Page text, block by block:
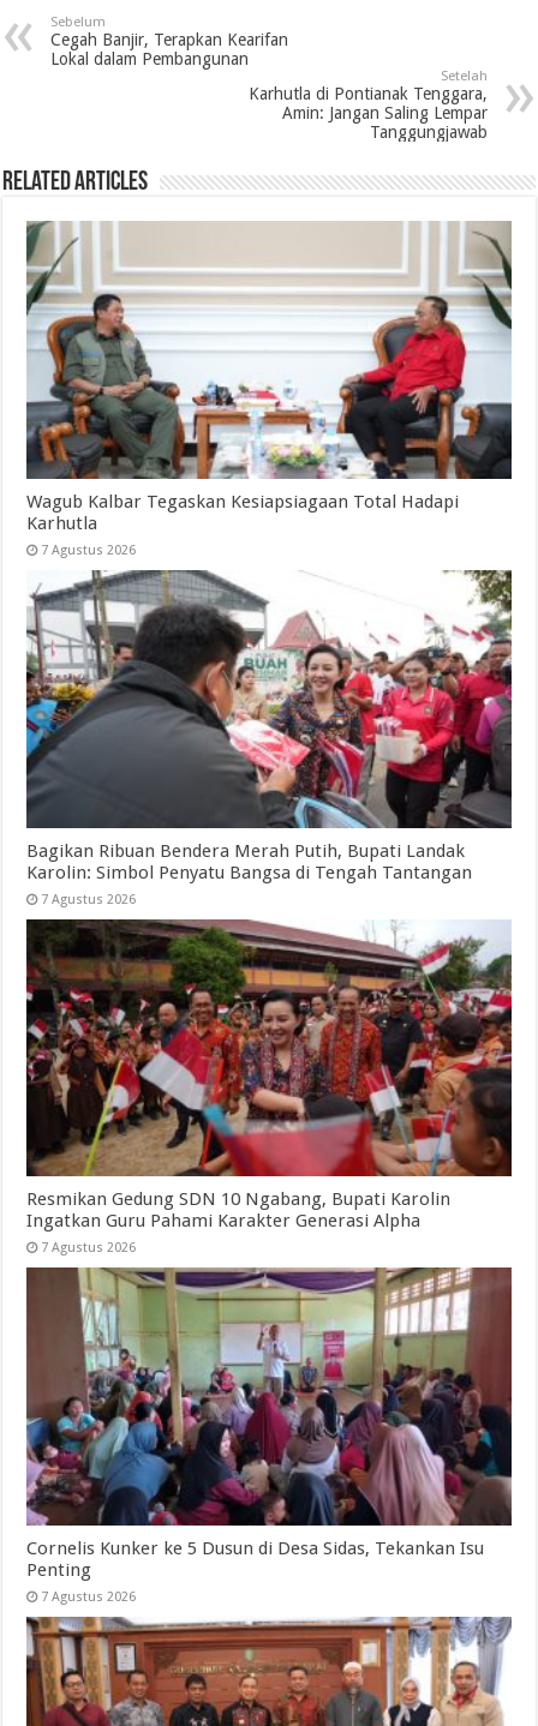
Sebelum
Cegah Banjir, Terapkan Kearifan
Lokal dalam Pembangunan
Setelah
Karhutla di Pontianak Tenggara,
Amin: Jangan Saling Lempar
Tanggungjawab
Related Articles
Wagub Kalbar Tegaskan Kesiapsiagaan Total Hadapi
Karhutla
7 Agustus 2026
Bagikan Ribuan Bendera Merah Putih, Bupati Landak
Karolin: Simbol Penyatu Bangsa di Tengah Tantangan
7 Agustus 2026
Resmikan Gedung SDN 10 Ngabang, Bupati Karolin
Ingatkan Guru Pahami Karakter Generasi Alpha
7 Agustus 2026
Cornelis Kunker ke 5 Dusun di Desa Sidas, Tekankan Isu
Penting
7 Agustus 2026